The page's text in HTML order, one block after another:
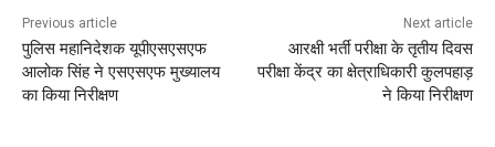
Previous article
पुलिस महानिदेशक यूपीएसएसएफ
आलोक सिंह ने एसएसएफ मुख्यालय
का किया निरीक्षण
Next article
आरक्षी भर्ती परीक्षा के तृतीय दिवस
परीक्षा केंद्र का क्षेत्राधिकारी कुलपहाड़
ने किया निरीक्षण